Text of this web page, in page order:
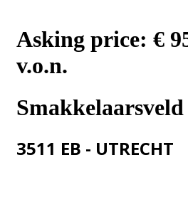
Asking price: €
v.o.n.
Smakkelaarsveld
3511 EB - UTRECHT